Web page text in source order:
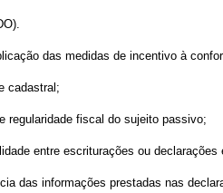
das medidas de incentivo à
cadastral;
regularidade fiscal do sujeito passivo;
entre escriturações ou
das informações prestadas nas